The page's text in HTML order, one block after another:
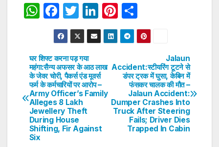
W
s
A
p
p
F
a
c
e
b
o
o
k
T
w
itt
er
Li
n
k
dI
n
Pi
nt
er
st
h
ar
Post
navigation
Jalaun
Accident:स्टीयरिंग टूटने से
डंपर ट्रक में घुसा, केबिन में
फंसकर चालक की मौत –
Jalaun Accident:
Dumper Crashes Into
Truck After Steering
Fails; Driver Dies
Trapped In Cabin
घर शिफ्ट करना पड़ गया
महंगा:सैन्य अफसर के आठ लाख
के जेवर चोरी, पैकर्स एंड मूवर्स
फर्म के कर्मचारियों पर आरोप –
Army Officer’s Family
Alleges 8 Lakh
Jewellery Theft
During House
Shifting, Fir Against
Six